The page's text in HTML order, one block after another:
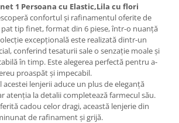
1 Persoana cu Elastic,Lila cu flori
confortul și rafinamentul oferite de
tip finet, format din 6 piese, într-o nuanță
excepțională este realizată dintr-un
conferind tesaturii sale o senzație moale și
în timp. Este alegerea perfectă pentru a-
proaspăt și impecabil.
acestei lenjerii aduce un plus de eleganță
atenția la detalii completează farmecul său.
cadou celor dragi, această lenjerie din
de rafinament și grijă.